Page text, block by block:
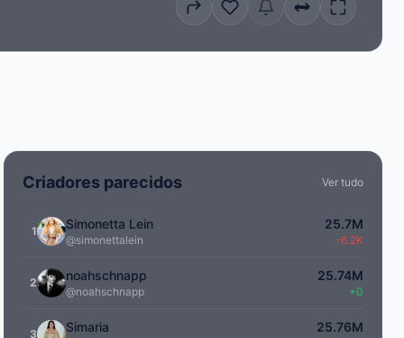
Criadores parecidos Ver tudo
1 Simonetta Lein
@simonettalein
25.7M
-6.2K
2 noahschnapp
@noahschnapp
25.74M
+0
3 Simaria 25.76M